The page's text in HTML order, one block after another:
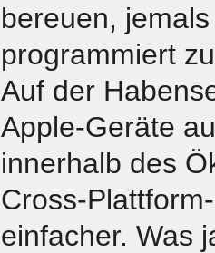
bereuen,
programmiert
Auf der
Apple-Geräte
innerhalb des
Cross-
einfacher. Was